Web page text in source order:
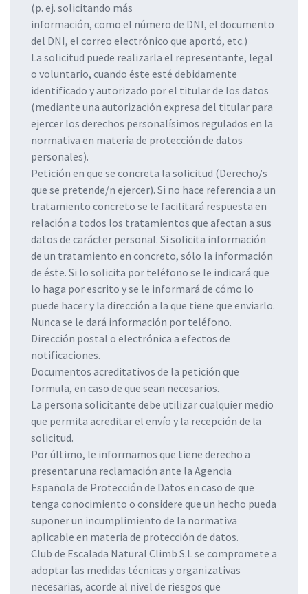
(p. ej. solicitando más
información, como el número de DNI, el documento
del DNI, el correo electrónico que aportó, etc.)
La solicitud puede realizarla el representante, legal
o voluntario, cuando éste esté debidamente
identificado y autorizado por el titular de los datos
(mediante una autorización expresa del titular para
ejercer los derechos personalísimos regulados en la
normativa en materia de protección de datos
personales).
Petición en que se concreta la solicitud (Derecho/s
que se pretende/n ejercer). Si no hace referencia a un
tratamiento concreto se le facilitará respuesta en
relación a todos los tratamientos que afectan a sus
datos de carácter personal. Si solicita información
de un tratamiento en concreto, sólo la información
de éste. Si lo solicita por teléfono se le indicará que
lo haga por escrito y se le informará de cómo lo
puede hacer y la dirección a la que tiene que enviarlo.
Nunca se le dará información por teléfono.
Dirección postal o electrónica a efectos de
notificaciones.
Documentos acreditativos de la petición que
formula, en caso de que sean necesarios.
La persona solicitante debe utilizar cualquier medio
que permita acreditar el envío y la recepción de la
solicitud.
Por último, le informamos que tiene derecho a
presentar una reclamación ante la Agencia
Española de Protección de Datos en caso de que
tenga conocimiento o considere que un hecho pueda
suponer un incumplimiento de la normativa
aplicable en materia de protección de datos.
Club de Escalada Natural Climb S.L se compromete a
adoptar las medidas técnicas y organizativas
necesarias, acorde al nivel de riesgos que